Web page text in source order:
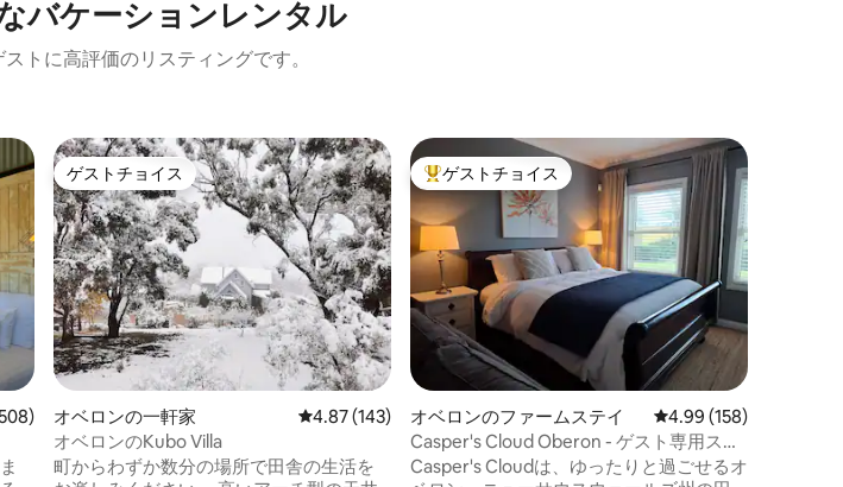
バケーションレンタル
トに高評価のリスティングです。
508件、5つ星中4.99つ星の平均評価
ゲストチョイス
ゲストチョイス
オベロンの一軒家 レビュー143件、5つ星中4.87つ星の平均評価
4.87 (143)
オベロンのKubo Villa
町からわずか数分の場所で田舎の生活を
大好評のゲストチョイスです。
ゲストチョイス
オベロンのファームステイ レビュー158件、5つ
4.99 (158)
Casper's Cloud Oberon - ゲスト専用スタ
ジオ
Casper's Cloudは、ゆったりと過ごせるオ